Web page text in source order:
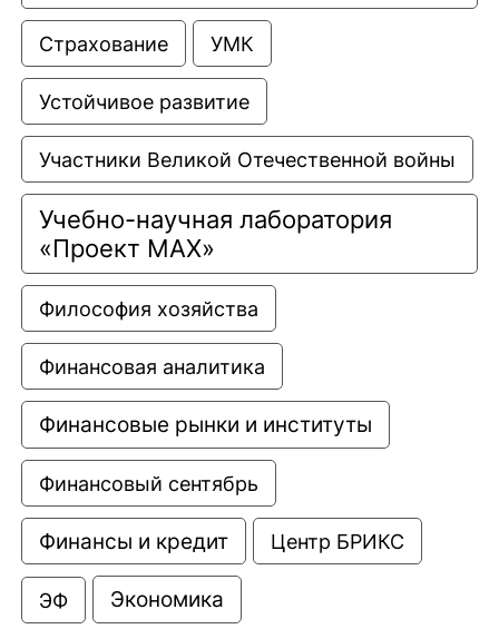
Страхование УМК
Устойчивое развитие
Участники Великой Отечественной войны
Учебно-научная лаборатория
«Проект МАХ»
Философия хозяйства
Финансовая аналитика
Финансовые рынки и институты
Финансовый сентябрь
Финансы и кредит Центр БРИКС
ЭФ Экономика